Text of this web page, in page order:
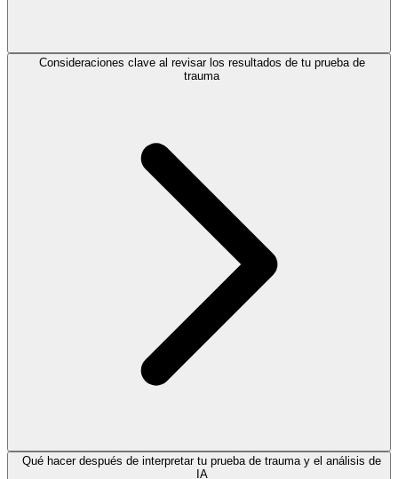
Consideraciones clave al revisar los resultados de tu prueba de
trauma
Qué hacer después de interpretar tu prueba de trauma y el análisis de
IA